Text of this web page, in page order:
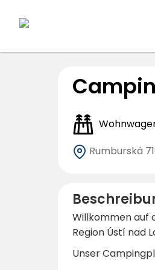
Rumburská
Willkommen auf
Region Ústí nad
Unser